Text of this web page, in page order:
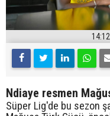
14:12
Ndiaye resmen
Süper Lig'de bu sezon